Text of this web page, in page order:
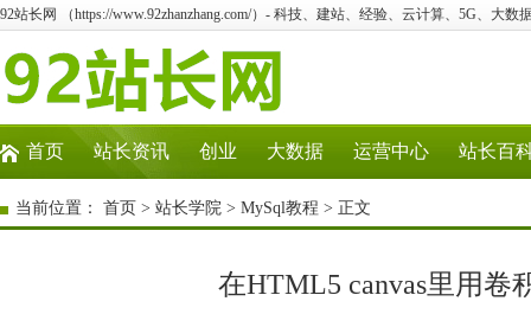
92站长网 （https://www.92zhanzhang.com/）- 科技、建站、经验、云计算、5G、大数
首页 站长资讯 创业 大数据 运营中心 站长百
当前位置： 首页 > 站长学院 > MySql教程 > 正文
在HTML5 canvas里用卷